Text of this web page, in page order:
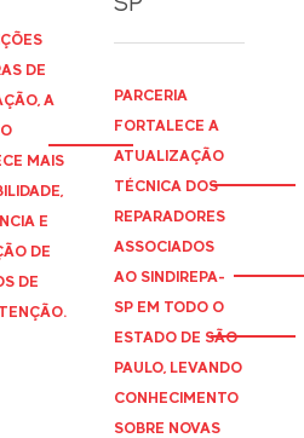
DE
A
MAIS
E
DE
DE
PARCERIA
FORTALECE A
ATUALIZAÇÃO
TÉCNICA DOS
REPARADORES
ASSOCIADOS
AO SINDIREPA-
SP EM TODO O
ESTADO DE SÃO
PAULO, LEVANDO
CONHECIMENTO
SOBRE NOVAS